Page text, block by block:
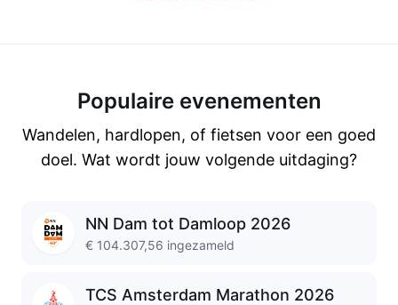
Populaire evenementen
Wandelen, hardlopen, of fietsen voor een goed
doel. Wat wordt jouw volgende uitdaging?
NN Dam tot Damloop 2026
€ 104.307,56 ingezameld
TCS Amsterdam Marathon 2026